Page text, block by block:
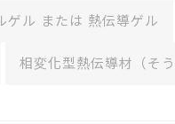
ゲル または 熱伝導ゲル
相変化型熱伝導材（そ